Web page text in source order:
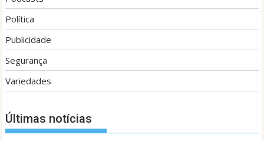
Política
Publicidade
Segurança
Variedades
Últimas notícias